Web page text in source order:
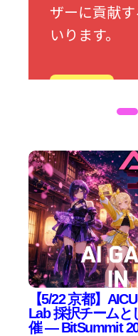
ザーに貢献
いります。
【5/22 京都】
Lab 採択チームと
催 — BitSummit